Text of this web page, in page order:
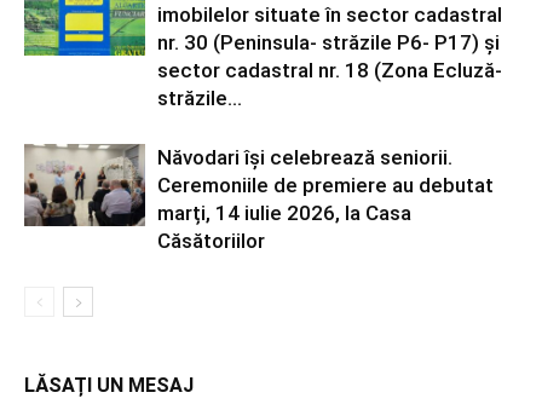
imobilelor situate în sector cadastral
nr. 30 (Peninsula- străzile P6- P17) și
sector cadastral nr. 18 (Zona Ecluză-
străzile...
Năvodari își celebrează seniorii.
Ceremoniile de premiere au debutat
marți, 14 iulie 2026, la Casa
Căsătoriilor
LĂSAȚI UN MESAJ